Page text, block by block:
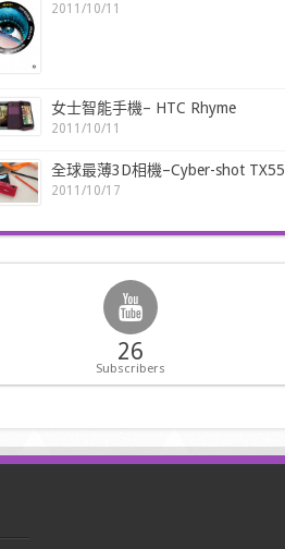
2011/10/11
女士智能手機– HTC Rhyme
2011/10/11
全球最薄3D相機–Cyber-shot TX55
2011/10/17
26
Subscribers